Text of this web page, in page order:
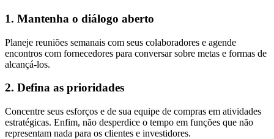
1. Mantenha o diálogo aberto
Planeje reuniões semanais com seus colaboradores e agende
encontros com fornecedores para conversar sobre metas e formas de
alcançá-los.
2. Defina as prioridades
Concentre seus esforços e de sua equipe de compras em atividades
estratégicas. Enfim, não desperdice o tempo em funções que não
representam nada para os clientes e investidores.